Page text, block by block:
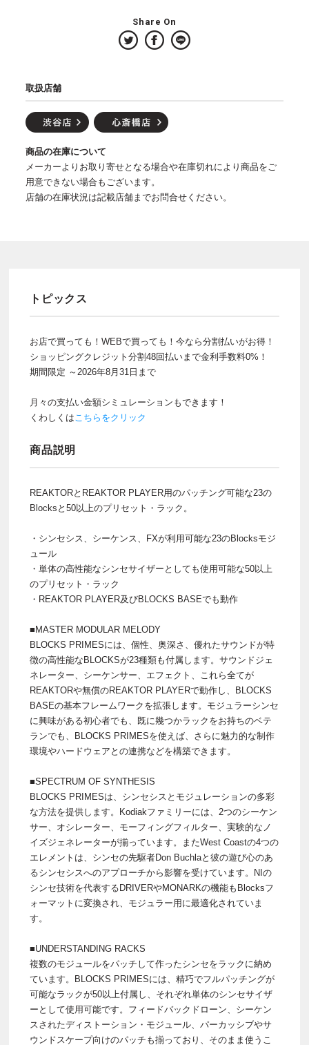
Share On
取扱店舗
商品の在庫について
メーカーよりお取り寄せとなる場合や在庫切れにより商品をご
用意できない場合もございます。
店舗の在庫状況は記載店舗までお問合せください。
トピックス
お店で買っても！WEBで買っても！今なら分割払いがお得！
ショッピングクレジット分割48回払いまで金利手数料0%！
期間限定 ～2026年8月31日まで
月々の支払い金額シミュレーションもできます！
くわしくはこちらをクリック
商品説明
REAKTORとREAKTOR PLAYER用のパッチング可能な23の
Blocksと50以上のプリセット・ラック。
・シンセシス、シーケンス、FXが利用可能な23のBlocksモジ
ュール
・単体の高性能なシンセサイザーとしても使用可能な50以上
のプリセット・ラック
・REAKTOR PLAYER及びBLOCKS BASEでも動作
■MASTER MODULAR MELODY
BLOCKS PRIMESには、個性、奥深さ、優れたサウンドが特
徴の高性能なBLOCKSが23種類も付属します。サウンドジェ
ネレーター、シーケンサー、エフェクト、これら全てが
REAKTORや無償のREAKTOR PLAYERで動作し、BLOCKS
BASEの基本フレームワークを拡張します。モジュラーシンセ
に興味がある初心者でも、既に幾つかラックをお持ちのベテ
ランでも、BLOCKS PRIMESを使えば、さらに魅力的な制作
環境やハードウェアとの連携などを構築できます。
■SPECTRUM OF SYNTHESIS
BLOCKS PRIMESは、シンセシスとモジュレーションの多彩
な方法を提供します。Kodiakファミリーには、2つのシーケン
サー、オシレーター、モーフィングフィルター、実験的なノ
イズジェネレーターが揃っています。またWest Coastの4つの
エレメントは、シンセの先駆者Don Buchlaと彼の遊び心のあ
るシンセシスへのアプローチから影響を受けています。NIの
シンセ技術を代表するDRIVERやMONARKの機能もBlocksフ
ォーマットに変換され、モジュラー用に最適化されていま
す。
■UNDERSTANDING RACKS
複数のモジュールをパッチして作ったシンセをラックに納め
ています。BLOCKS PRIMESには、精巧でフルパッチングが
可能なラックが50以上付属し、それぞれ単体のシンセサイザ
ーとして使用可能です。フィードバックドローン、シーケン
スされたディストーション・モジュール、パーカッシブやサ
ウンドスケープ向けのパッチも揃っており、そのまま使うこ